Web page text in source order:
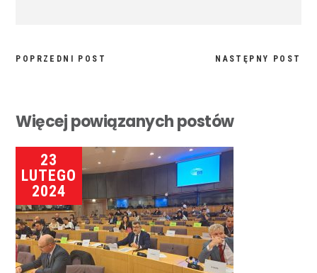
POPRZEDNI POST NASTĘPNY POST
Więcej powiązanych postów
23
LUTEGO
2024